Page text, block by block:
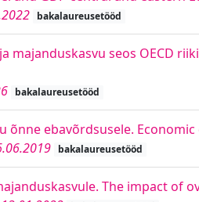
bakalaureusetööd
majanduskasvu seos OECD
bakalaureusetööd
õnne ebavõrdsusele.
bakalaureusetööd
The impact of